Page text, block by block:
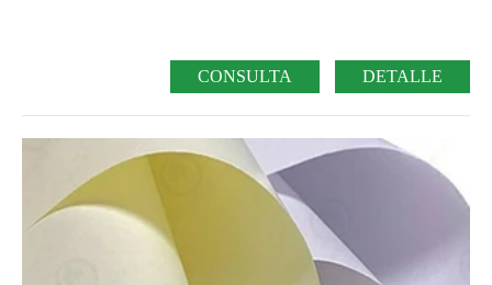
CONSULTA DETALLE